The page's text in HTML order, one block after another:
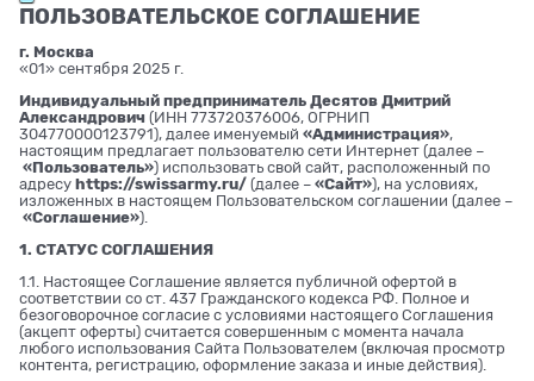
ПОЛЬЗОВАТЕЛЬСКОЕ СОГЛАШЕНИЕ
г. Москва
«01» сентября 2025 г.
Индивидуальный предприниматель Десятов Дмитрий
Александрович (ИНН 773720376006, ОГРНИП
304770000123791), далее именуемый «Администрация»,
настоящим предлагает пользователю сети Интернет (далее –
«Пользователь») использовать свой сайт, расположенный по
адресу https://swissarmy.ru/ (далее – «Сайт»), на условиях,
изложенных в настоящем Пользовательском соглашении (далее –
«Соглашение»).
1. СТАТУС СОГЛАШЕНИЯ
1.1. Настоящее Соглашение является публичной офертой в
соответствии со ст. 437 Гражданского кодекса РФ. Полное и
безоговорочное согласие с условиями настоящего Соглашения
(акцепт оферты) считается совершенным с момента начала
любого использования Сайта Пользователем (включая просмотр
контента, регистрацию, оформление заказа и иные действия).